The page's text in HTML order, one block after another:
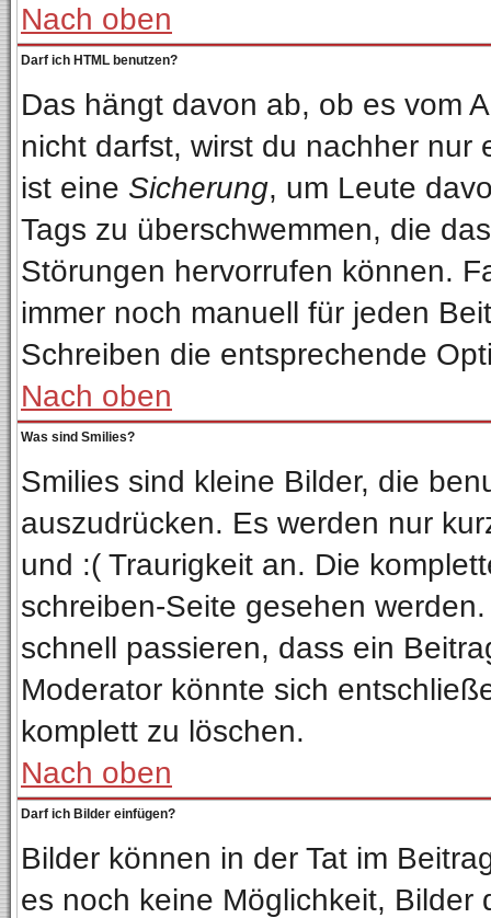
Nach oben
Darf ich HTML benutzen?
Das hängt davon ab, ob es vom
nicht darfst, wirst du nachher nur
ist eine Sicherung, um Leute
Tags zu überschwemmen, die
Störungen hervorrufen können.
immer noch manuell für jeden
Schreiben die entsprechende
Nach oben
Was sind Smilies?
Smilies sind kleine Bilder, die
auszudrücken. Es werden nur
und :( Traurigkeit an. Die
schreiben-Seite gesehen
schnell passieren, dass ein
Moderator könnte sich
komplett zu löschen.
Nach oben
Darf ich Bilder einfügen?
Bilder können in der Tat im
es noch keine Möglichkeit,